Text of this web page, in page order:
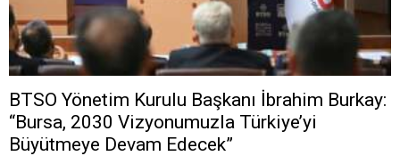
BTSO Yönetim Kurulu Başkanı İbrahim Burkay:
“Bursa, 2030 Vizyonumuzla Türkiye’yi
Büyütmeye Devam Edecek”